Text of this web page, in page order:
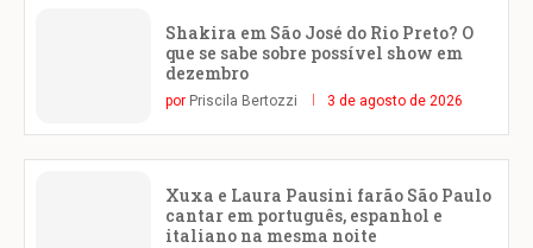
Shakira em São José do Rio Preto? O
que se sabe sobre possível show em
dezembro
por Priscila Bertozzi 3 de agosto de 2026
Xuxa e Laura Pausini farão São Paulo
cantar em português, espanhol e
italiano na mesma noite